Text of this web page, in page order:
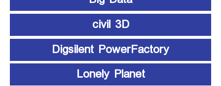
civil 3D
Digsilent PowerFactory
Lonely Planet